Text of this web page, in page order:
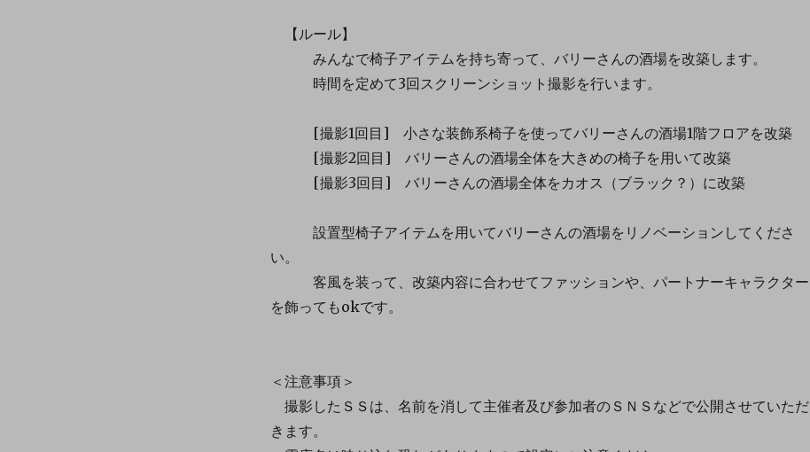
【ルール】
みんなで椅子アイテムを持ち寄って、バリーさんの酒場を改築します。
時間を定めて3回スクリーンショット撮影を行います。
[撮影1回目] 小さな装飾系椅子を使ってバリーさんの酒場1階フロアを改築
[撮影2回目] バリーさんの酒場全体を大きめの椅子を用いて改築
[撮影3回目] バリーさんの酒場全体をカオス（ブラック？）に改築
設置型椅子アイテムを用いてバリーさんの酒場をリノベーションしてくださ
い。
客風を装って、改築内容に合わせてファッションや、パートナーキャラクター
を飾ってもokです。
＜注意事項＞
撮影したＳＳは、名前を消して主催者及び参加者のＳＮＳなどで公開させていただ
きます。